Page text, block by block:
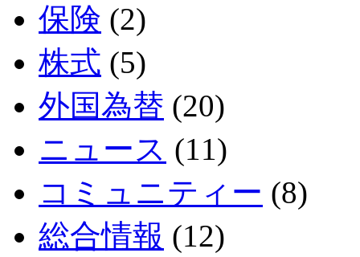
保険 (2)
株式 (5)
外国為替 (20)
ニュース (11)
コミュニティー (8)
総合情報 (12)